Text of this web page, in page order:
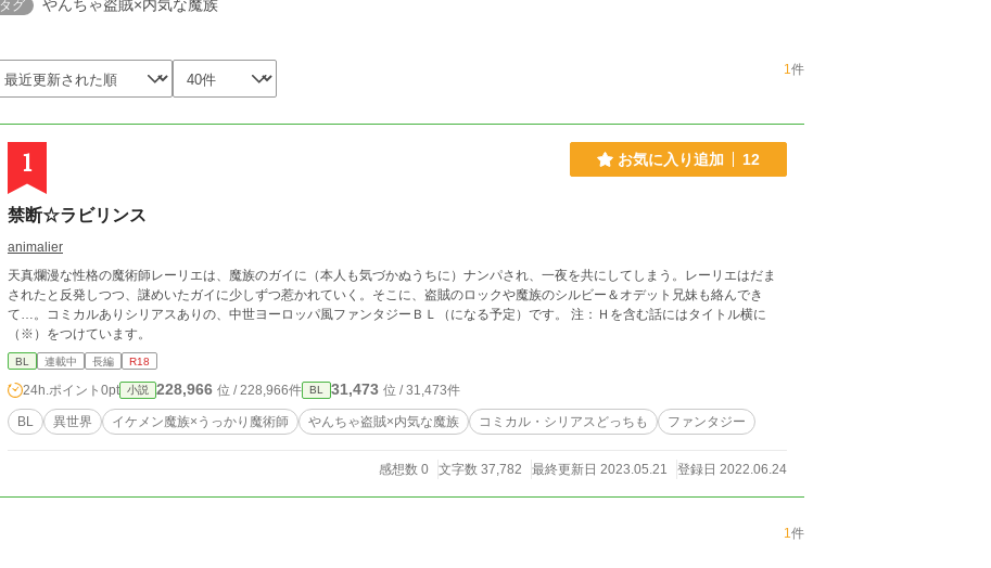
タグ やんちゃ盗賊×内気な魔族
1件
1 お気に入り追加 12
禁断☆ラビリンス
animalier
天真爛漫な性格の魔術師レーリエは、魔族のガイに（本人も気づかぬうちに）ナンパされ、一夜を共にしてしまう。レーリエはだま
されたと反発しつつ、謎めいたガイに少しずつ惹かれていく。そこに、盗賊のロックや魔族のシルビー＆オデット兄妹も絡んでき
て…。コミカルありシリアスありの、中世ヨーロッパ風ファンタジーＢＬ（になる予定）です。 注：Ｈを含む話にはタイトル横に
（※）をつけています。
BL 連載中 長編 R18
24h.ポイント 0pt 小説 228,966 位 / 228,966件 BL 31,473 位 / 31,473件
BL 異世界 イケメン魔族×うっかり魔術師 やんちゃ盗賊×内気な魔族 コミカル・シリアスどっちも ファンタジー
感想数 0 文字数 37,782 最終更新日 2023.05.21 登録日 2022.06.24
1件